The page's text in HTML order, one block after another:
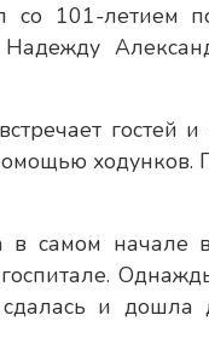
101-летием
гостей
ходунков.
самом начале
и дошла